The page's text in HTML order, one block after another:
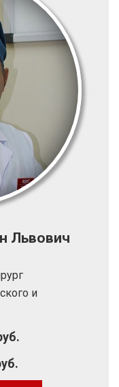
Львович
и